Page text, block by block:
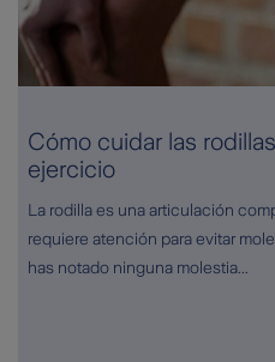
Cómo cuidar las
ejercicio
La rodilla es una articulación
requiere atención para evitar
has notado ninguna molestia...